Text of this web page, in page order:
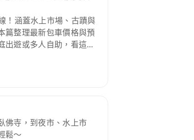
！涵蓋水上市場、古蹟與
篇整理最新包車價格與預
遊或多人自助，看這篇
佛寺，到夜市、水上市
鬆～